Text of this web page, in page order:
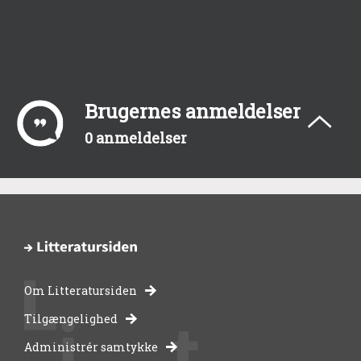
Brugernes anmeldelser
0 anmeldelser
-
Om Litteratursiden
Tilgængelighed
Administrér samtykke